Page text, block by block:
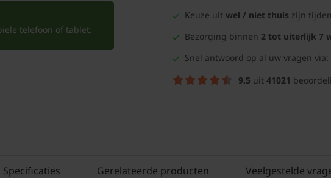
telefoon of tablet.
Keuze uit wel / niet thuis zijn
Bezorging binnen 2 tot uiterlijk 7
Snel antwoord op al uw vragen via:
9.5 uit 41021
Specificaties Gerelateerde producten Veelgestelde